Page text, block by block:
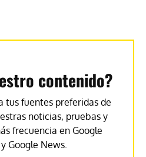
contenido?
tus fuentes preferidas de
noticias, pruebas y
frecuencia en Google
Google News.